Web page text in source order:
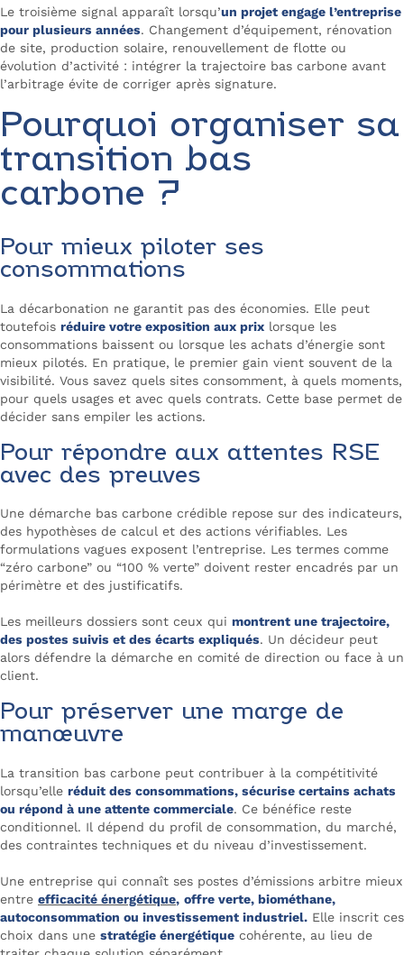
Le troisième signal apparaît lorsqu’un projet engage l’entreprise
pour plusieurs années. Changement d’équipement, rénovation
de site, production solaire, renouvellement de flotte ou
évolution d’activité : intégrer la trajectoire bas carbone avant
l’arbitrage évite de corriger après signature.
Pourquoi organiser sa
transition bas
carbone ?
Pour mieux piloter ses
consommations
La décarbonation ne garantit pas des économies. Elle peut
toutefois réduire votre exposition aux prix lorsque les
consommations baissent ou lorsque les achats d’énergie sont
mieux pilotés. En pratique, le premier gain vient souvent de la
visibilité. Vous savez quels sites consomment, à quels moments,
pour quels usages et avec quels contrats. Cette base permet de
décider sans empiler les actions.
Pour répondre aux attentes RSE
avec des preuves
Une démarche bas carbone crédible repose sur des indicateurs,
des hypothèses de calcul et des actions vérifiables. Les
formulations vagues exposent l’entreprise. Les termes comme
“zéro carbone” ou “100 % verte” doivent rester encadrés par un
périmètre et des justificatifs.
Les meilleurs dossiers sont ceux qui montrent une trajectoire,
des postes suivis et des écarts expliqués. Un décideur peut
alors défendre la démarche en comité de direction ou face à un
client.
Pour préserver une marge de
manœuvre
La transition bas carbone peut contribuer à la compétitivité
lorsqu’elle réduit des consommations, sécurise certains achats
ou répond à une attente commerciale. Ce bénéfice reste
conditionnel. Il dépend du profil de consommation, du marché,
des contraintes techniques et du niveau d’investissement.
Une entreprise qui connaît ses postes d’émissions arbitre mieux
entre efficacité énergétique, offre verte, biométhane,
autoconsommation ou investissement industriel. Elle inscrit ces
choix dans une stratégie énergétique cohérente, au lieu de